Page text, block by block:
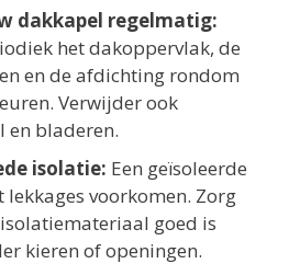
dakkapel regelmatig:
het dakoppervlak, de
en de afdichting rondom
Verwijder ook
en bladeren.
isolatie: Een geïsoleerde
voorkomen. Zorg
goed is
kieren of openingen.